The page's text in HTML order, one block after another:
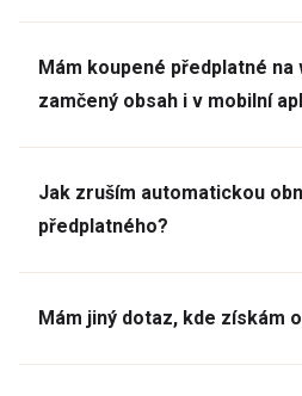
Mám koupené předplatné
zamčený obsah i v mobilní
Jak zruším automatickou
předplatného?
Mám jiný dotaz, kde získám